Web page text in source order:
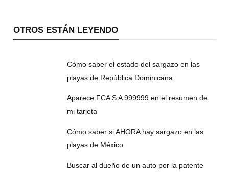
OTROS ESTÁN LEYENDO
Cómo saber el estado del sargazo en las
playas de República Dominicana
Aparece FCA S A 999999 en el resumen de
mi tarjeta
Cómo saber si AHORA hay sargazo en las
playas de México
Buscar al dueño de un auto por la patente